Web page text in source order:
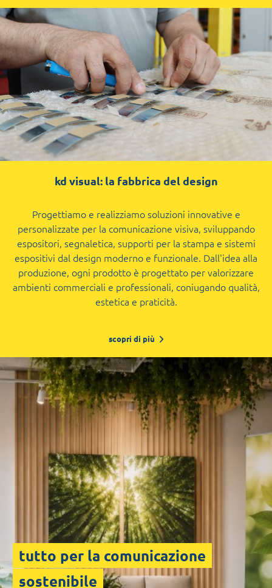
kd visual: la fabbrica del design
Progettiamo e realizziamo soluzioni innovative e
personalizzate per la comunicazione visiva, sviluppando
espositori, segnaletica, supporti per la stampa e sistemi
espositivi dal design moderno e funzionale. Dall'idea alla
produzione, ogni prodotto è progettato per valorizzare
ambienti commerciali e professionali, coniugando qualità,
estetica e praticità.
scopri di più
agenzie immobiliari